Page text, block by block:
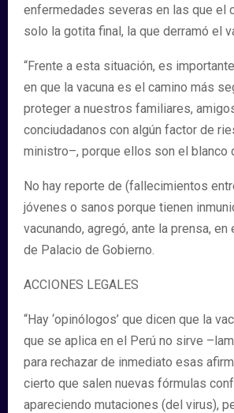
enfermedades severas en las que el
solo la gotita final, la que derramó el
“Frente a esta situación, es
en que la vacuna es el camino más
proteger a nuestros familiares,
conciudadanos con algún factor de
ministro–, porque ellos son el blanco
No hay reporte de (fallecimientos
jóvenes o sanos porque tienen
vacunando, agregó, ante la prensa,
de Palacio de Gobierno.
ACCIONES LEGALES
“Hay ‘opinólogos’ que dicen que la
que se aplica en el Perú no sirve
para rechazar de inmediato esas
cierto que salen nuevas fórmulas
apareciendo mutaciones (del virus),